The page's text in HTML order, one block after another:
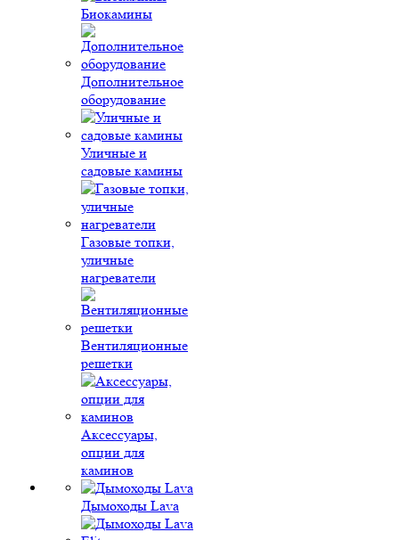
Биокамины
Дополнительное
оборудование
Уличные и
садовые камины
Газовые топки,
уличные
нагреватели
Вентиляционные
решетки
Аксессуары,
опции для
каминов
Дымоходы Lava